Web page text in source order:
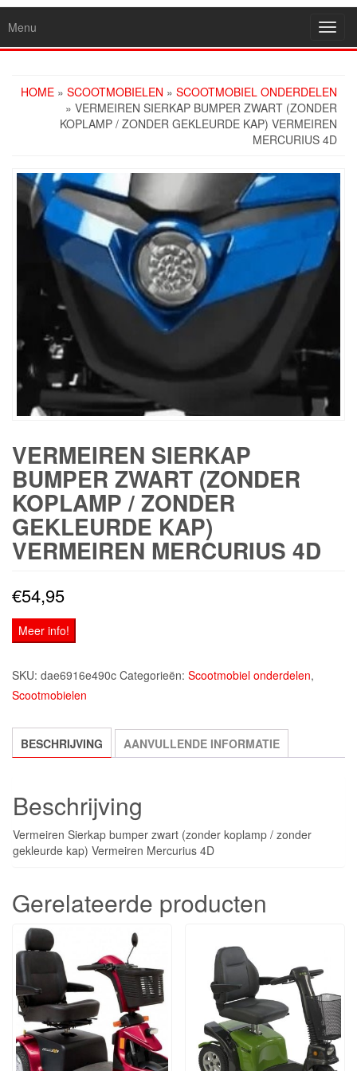
Menu
HOME » SCOOTMOBIELEN » SCOOTMOBIEL ONDERDELEN
» VERMEIREN SIERKAP BUMPER ZWART (ZONDER
KOPLAMP / ZONDER GEKLEURDE KAP) VERMEIREN
MERCURIUS 4D
VERMEIREN SIERKAP
BUMPER ZWART (ZONDER
KOPLAMP / ZONDER
GEKLEURDE KAP)
VERMEIREN MERCURIUS 4D
€54,95
Meer info!
SKU: dae6916e490c Categorieën: Scootmobiel onderdelen,
Scootmobielen
BESCHRIJVING AANVULLENDE INFORMATIE
Beschrijving
Vermeiren Sierkap bumper zwart (zonder koplamp / zonder
gekleurde kap) Vermeiren Mercurius 4D
Gerelateerde producten